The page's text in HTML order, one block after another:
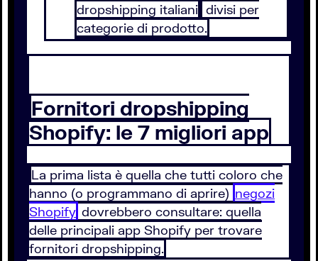
dropshipping italiani divisi per
categorie di prodotto.
Fornitori dropshipping
Shopify: le 7 migliori app
La prima lista è quella che tutti coloro che
hanno (o programmano di aprire) negozi
Shopify dovrebbero consultare: quella
delle principali app Shopify per trovare
fornitori dropshipping.